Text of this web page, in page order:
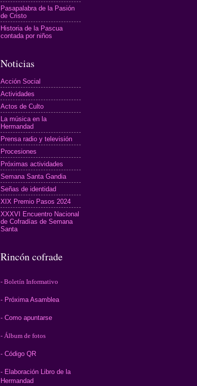
Pasapalabra de la Pasión
de Cristo
Historia de la Pascua
contada por niños
Noticias
Acción Social
Actividades
Actos de Culto
La música en la
Hermandad
Prensa radio y televisión
Procesiones
Próximas actividades
Semana Santa Gandia
Señas de identidad
XIX Premio Pasos 2024
XXXVI Encuentro Nacional
de Cofradías de Semana
Santa
Rincón cofrade
- Boletín Informativo
- Próxima Asamblea
- Como apuntarse
- Álbum de fotos
- Código QR
- Elaboración Libro de la
Hermandad